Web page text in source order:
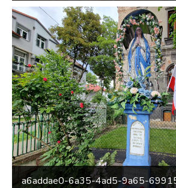
a6addae0-6a35-4ad5-9a65-